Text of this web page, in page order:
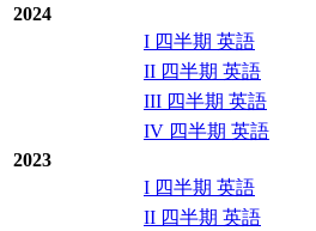
2024
I 四半期 英語
II 四半期 英語
III 四半期 英語
IV 四半期 英語
2023
I 四半期 英語
II 四半期 英語